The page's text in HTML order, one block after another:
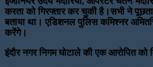
करता को गिरफ्तार कर चुकी है।सभी ने
बताया था। एडिशनल पुलिस कमिश्नर
करेंगे।
इंदौर नगर निगम घोटाले की एक आरोपित को